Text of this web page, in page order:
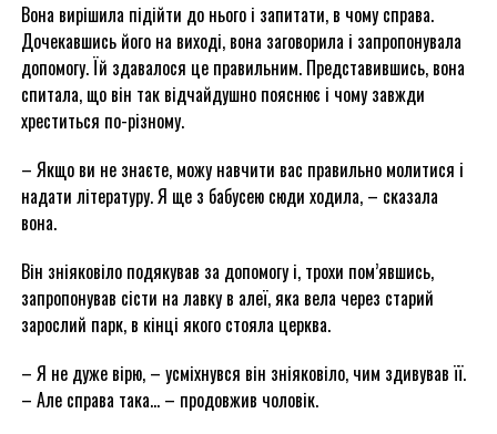
Вона вирішила підійти до нього і запитати, в чому справа.
Дочекавшись його на виході, вона заговорила і запропонувала
допомогу. Їй здавалося це правильним. Представившись, вона
спитала, що він так відчайдушно пояснює і чому завжди
хреститься по-різному.
– Якщо ви не знаєте, можу навчити вас правильно молитися і
надати літературу. Я ще з бабусею сюди ходила, – сказала
вона.
Він зніяковіло подякував за допомогу і, трохи пом’явшись,
запропонував сісти на лавку в алеї, яка вела через старий
зарослий парк, в кінці якого стояла церква.
– Я не дуже вірю, – усміхнувся він зніяковіло, чим здивував її.
– Але справа така… – продовжив чоловік.